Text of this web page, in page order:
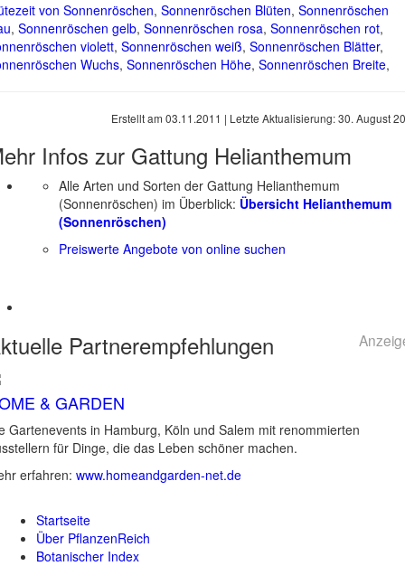
von Sonnenröschen, Sonnenröschen Blüten, Sonnenröschen
, Sonnenröschen gelb, Sonnenröschen rosa, Sonnenröschen rot,
violett, Sonnenröschen weiß, Sonnenröschen Blätter,
Wuchs, Sonnenröschen Höhe, Sonnenröschen Breite,
Erstellt am 03.11.2011 | Letzte Aktualisierung:30. August
Infos zur Gattung Helianthemum
Alle Arten und Sorten der Gattung Helianthemum
(Sonnenröschen) im Überblick: Übersicht Helianthemum
(Sonnenröschen)
Preiswerte Angebote von online suchen
Partnerempfehlungen
& GARDEN
Gartenevents in Hamburg, Köln und Salem mit renommierten
für Dinge, die das Leben schöner machen.
erfahren: www.homeandgarden-net.de
Startseite
Über PflanzenReich
Botanischer Index